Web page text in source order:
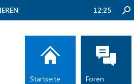
12:25
Startseite Foren